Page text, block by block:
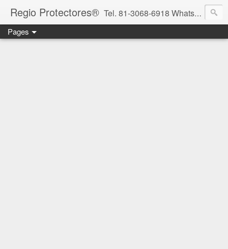
Regio Protectores® Tel. 81-3068-6918 WhatsApp 81-2636-2823 / 33-1145-3780 cotizacionregioprotectores@gmail.com / regioprotectores@gmail.com https://www.facebook.com/RegioProtectores/
Pages